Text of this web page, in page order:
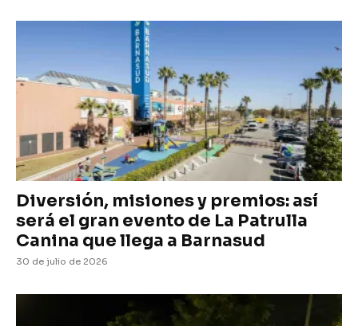
Diversión, misiones y premios: así
será el gran evento de La Patrulla
Canina que llega a Barnasud
30 de julio de 2026